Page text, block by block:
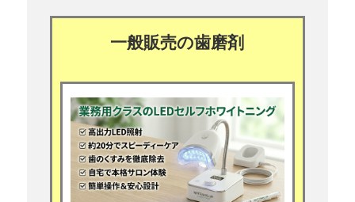
一般販売の歯磨剤